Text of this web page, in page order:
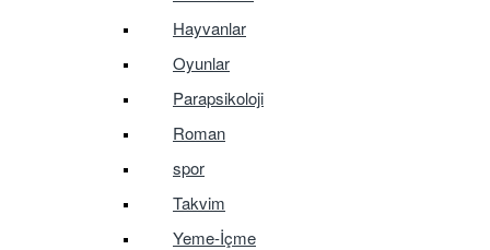
Hayvanlar
Oyunlar
Parapsikoloji
Roman
spor
Takvim
Yeme-İçme